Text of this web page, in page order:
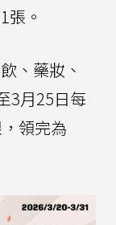
張。
、藥妝、
3月25日每
領完為